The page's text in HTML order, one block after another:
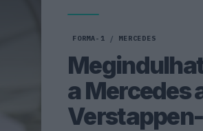
FORMA-1 / MERCEDES
a Mercedes